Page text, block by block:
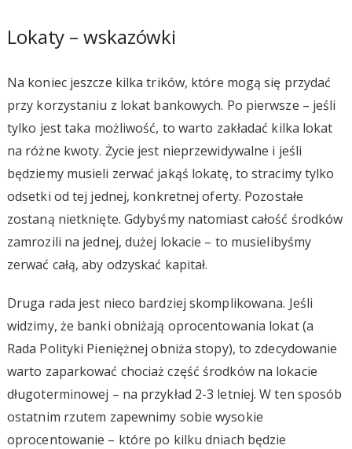
Lokaty – wskazówki
Na koniec jeszcze kilka trików, które mogą się przydać
przy korzystaniu z lokat bankowych. Po pierwsze – jeśli
tylko jest taka możliwość, to warto zakładać kilka lokat
na różne kwoty. Życie jest nieprzewidywalne i jeśli
będziemy musieli zerwać jakąś lokatę, to stracimy tylko
odsetki od tej jednej, konkretnej oferty. Pozostałe
zostaną nietknięte. Gdybyśmy natomiast całość środków
zamrozili na jednej, dużej lokacie – to musielibyśmy
zerwać całą, aby odzyskać kapitał.
Druga rada jest nieco bardziej skomplikowana. Jeśli
widzimy, że banki obniżają oprocentowania lokat (a
Rada Polityki Pieniężnej obniża stopy), to zdecydowanie
warto zaparkować chociaż część środków na lokacie
długoterminowej – na przykład 2-3 letniej. W ten sposób
ostatnim rzutem zapewnimy sobie wysokie
oprocentowanie – które po kilku dniach będzie